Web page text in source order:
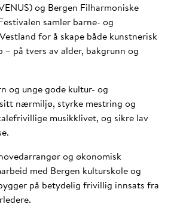
og Bergen Filharmoniske
samler barne- og
for å skape både kunstnerisk
– på tvers av alder, bakgrunn og
og unge gode kultur- og
nærmiljø, styrke mestring og
musikklivet, og sikre lav
og økonomisk
med Bergen kulturskole og
på betydelig frivillig innsats fra